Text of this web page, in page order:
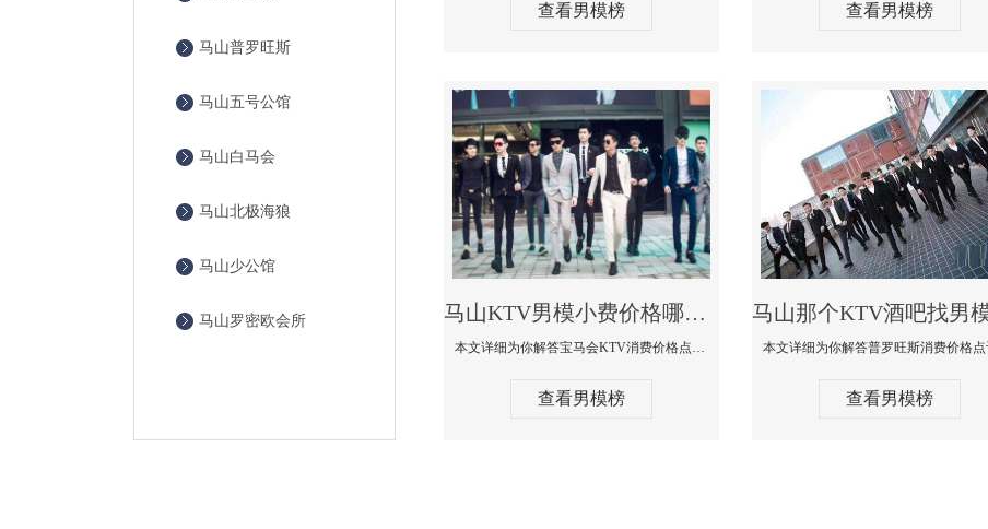
马山普罗旺斯
马山五号公馆
马山白马会
马山北极海狼
马山少公馆
马山罗密欧会所
查看男模榜 查看男模榜
马山KTV男模小费价格哪家便宜-宝马会KTV消费口碑点评
本文详细为你解答宝马会KTV消费价格点评，更多关于KTV男模小费价格哪家便宜免费咨询150 99997335微信同步！
查看男模榜 查看男模榜